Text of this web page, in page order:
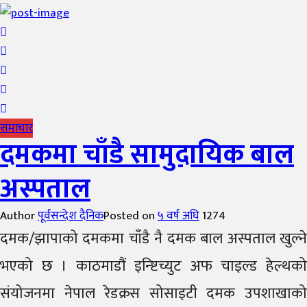
समाचार
दमकमा चाँडै सामुदायिक बाल
अस्पताल
Authorपूर्वसन्देश दैनिकPosted on५ वर्ष अघि1274
दमक/झापाको दमकमा चाँडै नै दमक बाल अस्पताल खुल्ने
भएको छ । काठमाडौं इन्ष्टिच्युट अफ चाइल्ड हेल्थको
संयोजनमा नेपाल रेडक्रस सोसाइटी दमक उपशाखाको